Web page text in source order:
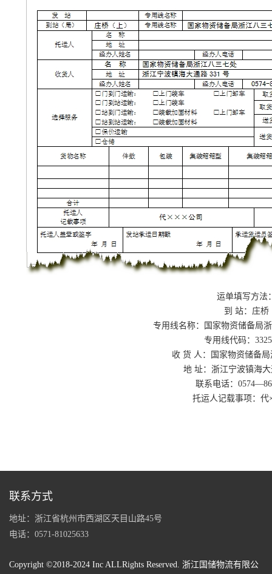
运单填写方法
到 站：庄桥
专用线名称：国家物资储备局
专用线代码：
收 货 人：国家物资储备
地 址：浙江宁波镇海大
联系电话：
托运人记载事项：代
联系方式
地址：浙江省杭州市西湖区天目山路45号
电话：0571-81025633
Copyright ©2018-2024 Inc ALLRights Reserved. 浙江国储物流有限公